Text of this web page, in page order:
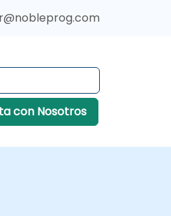
con Nosotros